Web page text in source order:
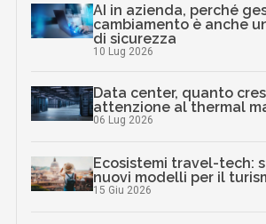
AI in azienda, perché
cambiamento è anche
di sicurezza
10 Lug 2026
Data center, quanto
attenzione al thermal
06 Lug 2026
Ecosistemi travel-tech:
nuovi modelli per il
15 Giu 2026